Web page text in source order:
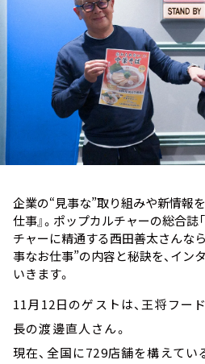
企業の“見事な”取り組みや新情報
仕事』。ポップカルチャーの総合誌
チャーに精通する西田善太さんな
事なお仕事”の内容と秘訣を、イン
いきます。
11月12日のゲストは、王将フー
長の渡邊直人さん。
現在、全国に729店舗を構えてい